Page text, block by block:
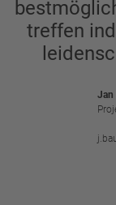
treffen
Jan